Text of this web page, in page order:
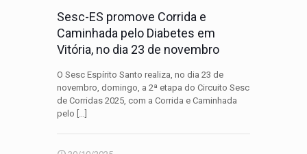
Sesc-ES promove Corrida e
Caminhada pelo Diabetes em
Vitória, no dia 23 de novembro
O Sesc Espírito Santo realiza, no dia 23 de
novembro, domingo, a 2ª etapa do Circuito Sesc
de Corridas 2025, com a Corrida e Caminhada
pelo […]